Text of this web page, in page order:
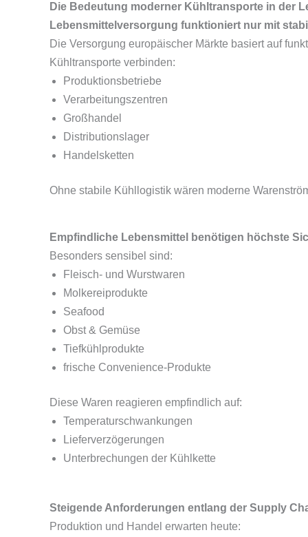
Die Bedeutung moderner Kühltransporte in der
Lebensmittelversorgung funktioniert nur mit
Die Versorgung europäischer Märkte basiert auf
Kühltransporte verbinden:
Produktionsbetriebe
Verarbeitungszentren
Großhandel
Distributionslager
Handelsketten
Ohne stabile Kühllogistik wären moderne
Empfindliche Lebensmittel benötigen höchste
Besonders sensibel sind:
Fleisch- und Wurstwaren
Molkereiprodukte
Seafood
Obst & Gemüse
Tiefkühlprodukte
frische Convenience-Produkte
Diese Waren reagieren empfindlich auf:
Temperaturschwankungen
Lieferverzögerungen
Unterbrechungen der Kühlkette
Steigende Anforderungen entlang der Supply
Produktion und Handel erwarten heute: